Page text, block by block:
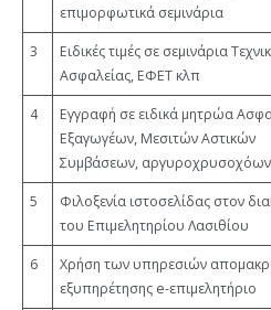
επιμορφωτικά σεμινάρια
3
Ειδικές τιμές σε σεμινάρια
Ασφαλείας, ΕΦΕΤ κλπ
4
Εγγραφή σε ειδικά μητρώα
Εξαγωγέων, Μεσιτών Αστικών
Συμβάσεων, αργυροχρυσοχόων
5
Φιλοξενία ιστοσελίδας στον
του Επιμελητηρίου Λασιθίου
6
Χρήση των υπηρεσιών
εξυπηρέτησης e-επιμελητήριο